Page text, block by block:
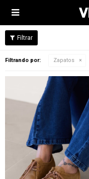

Filtrando por: Zapatos